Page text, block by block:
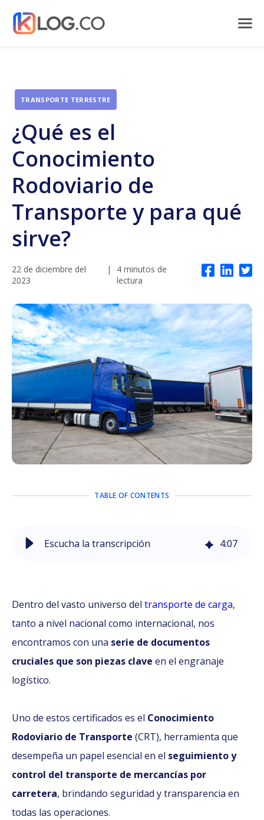
TRANSPORTE TERRESTRE
¿Qué es el
Conocimiento
Rodoviario de
Transporte y para qué
sirve?
22 de diciembre del
2023
|
4 minutos de
lectura
TABLE OF CONTENTS
Escucha la transcripción 4:07
Dentro del vasto universo del transporte de carga,
tanto a nivel nacional como internacional, nos
encontramos con una serie de documentos
cruciales que son piezas clave en el engranaje
logístico.
Uno de estos certificados es el Conocimiento
Rodoviario de Transporte (CRT), herramienta que
desempeña un papel esencial en el seguimiento y
control del transporte de mercancías por
carretera, brindando seguridad y transparencia en
todas las operaciones.